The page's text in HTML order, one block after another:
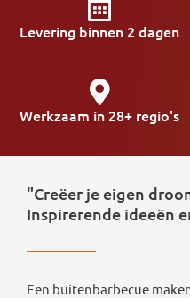
Levering binnen 2 dagen
Werkzaam in 28+ regio's
"Creëer je eigen
Inspirerende ideeën
Een buitenbarbecue